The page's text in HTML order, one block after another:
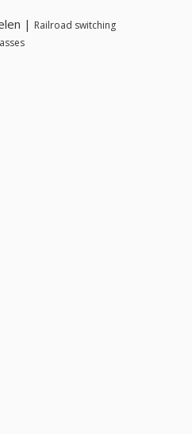
| Railroad switching